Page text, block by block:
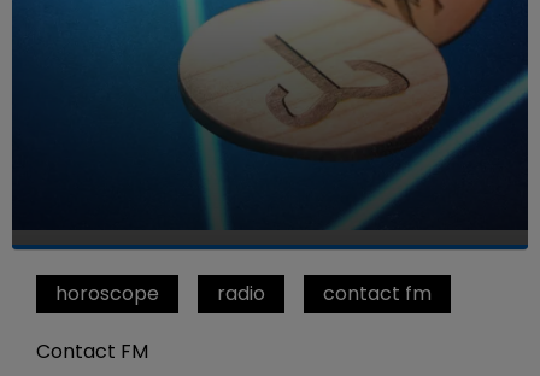
horoscope radio contact fm
Contact FM